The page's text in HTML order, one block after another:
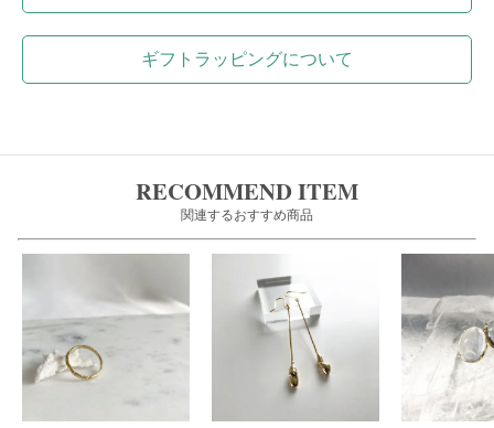
ギフトラッピングについて
RECOMMEND ITEM
関連するおすすめ商品